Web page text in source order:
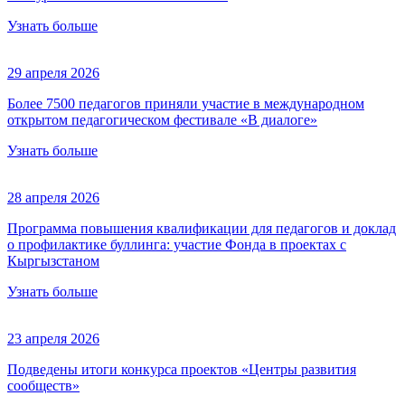
Узнать больше
29 апреля 2026
Более 7500 педагогов приняли участие в международном
открытом педагогическом фестивале «В диалоге»
Узнать больше
28 апреля 2026
Программа повышения квалификации для педагогов и доклад
о профилактике буллинга: участие Фонда в проектах с
Кыргызстаном
Узнать больше
23 апреля 2026
Подведены итоги конкурса проектов «Центры развития
сообществ»